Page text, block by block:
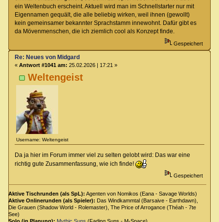
ein Weltenbuch erscheint. Aktuell wird man im Schnellstarter nur mit
Eigennamen gequält, die alle beliebig wirken, weil ihnen (gewollt)
kein gemeinsamer bekannter Sprachstamm innewohnt. Dafür gibt es
da Mövenmenschen, die ich ziemlich cool als Konzept finde.
Gespeichert
Weltengeist
Username: Weltengeist
Re: Neues von Midgard
« Antwort #1041 am: 25.02.2026 | 17:21 »
Da ja hier im Forum immer viel zu selten gelobt wird: Das war eine
richtig gute Zusammenfassung, wie ich finde!
Gespeichert
Aktive Tischrunden (als SpL): Agenten von Nomikos (Eana - Savage Worlds)
Aktive Onlinerunden (als Spieler): Das Windkammtal (Barsaive - Earthdawn),
Die Grauen (Shadow World - Rolemaster), The Price of Arrogance (Théah - 7te
See)